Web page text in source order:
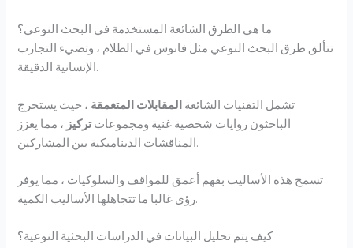
ما هي الطرق الشائعة المستخدمة في البحث النوعي؟
تتألق طرق البحث النوعي مثل فانوس في الظلام ، وتضيء التجارب
الإنسانية الدقيقة.
تشمل التقنيات الشائعة المقابلات المتعمقة ، حيث يستخرج
الباحثون روايات شخصية غنية ومجموعاتتركيز ، مما يعزز
المناقشات الديناميكية بين المشاركين.
تسمح هذه الأساليب بفهم أعمق للمواقف والسلوكيات ، مما يوفر
رؤى غالبا ما تتجاهلها الأساليب الكمية.
كيف يتم تحليل البيانات في الدراسات البحثية النوعية؟